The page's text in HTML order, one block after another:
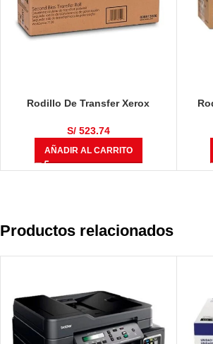
Rodillo De Transfer Xerox
S/523.74
AÑADIR AL CARRITO
Productos relacionados